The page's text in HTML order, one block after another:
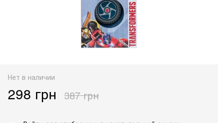
Нет в наличии
298 грн 387 грн